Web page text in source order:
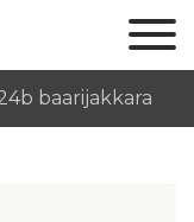
baarijakkara